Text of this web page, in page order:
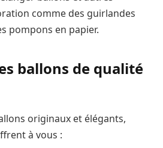
comme des guirlandes
pompons en papier.
ballons de qualité
originaux et élégants,
à vous :